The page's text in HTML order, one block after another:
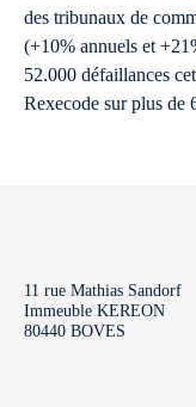
des tribunaux de
(+10% annuels et
52.000 défaillances
Rexecode sur plus de
11 rue Mathias Sandorf
Immeuble KEREON
80440 BOVES